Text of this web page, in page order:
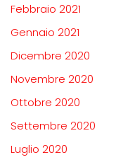
Febbraio 2021
Gennaio 2021
Dicembre 2020
Novembre 2020
Ottobre 2020
Settembre 2020
Luglio 2020